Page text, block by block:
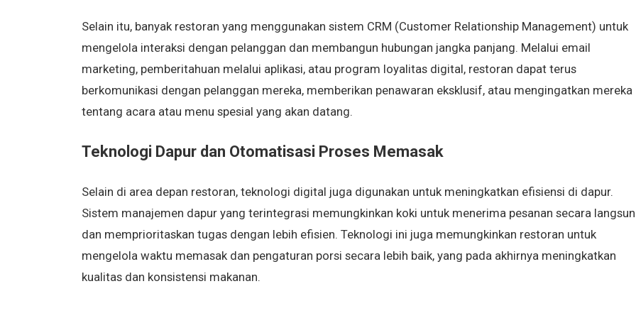
Selain itu, banyak restoran yang menggunakan sistem CRM (Customer Relationship Management) untuk
mengelola interaksi dengan pelanggan dan membangun hubungan jangka panjang. Melalui email
marketing, pemberitahuan melalui aplikasi, atau program loyalitas digital, restoran dapat terus
berkomunikasi dengan pelanggan mereka, memberikan penawaran eksklusif, atau mengingatkan mereka
tentang acara atau menu spesial yang akan datang.
Teknologi Dapur dan Otomatisasi Proses Memasak
Selain di area depan restoran, teknologi digital juga digunakan untuk meningkatkan efisiensi di dapur.
Sistem manajemen dapur yang terintegrasi memungkinkan koki untuk menerima pesanan secara
dan memprioritaskan tugas dengan lebih efisien. Teknologi ini juga memungkinkan restoran untuk
mengelola waktu memasak dan pengaturan porsi secara lebih baik, yang pada akhirnya meningkatkan
kualitas dan konsistensi makanan.